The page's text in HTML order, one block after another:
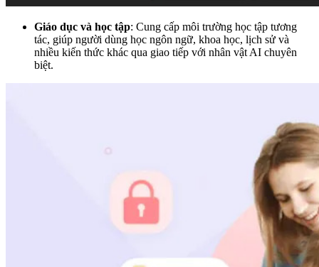
Giáo dục và học tập: Cung cấp môi trường học tập tương
tác, giúp người dùng học ngôn ngữ, khoa học, lịch sử và
nhiều kiến thức khác qua giao tiếp với nhân vật AI chuyên
biệt.